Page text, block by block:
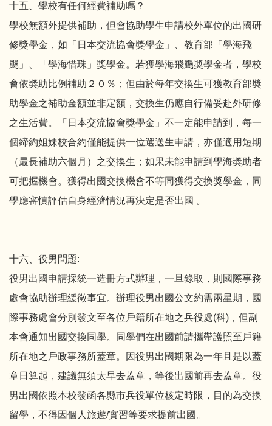
十五、學校有任何經費補助嗎？
學校無額外提供補助，但會協助學生申請校外單位的出國研
修獎學金，如「日本交流協會獎學金」、教育部「學海飛
颺」、「學海惜珠」獎學金。若獲學海飛颺奬學金者，學校
會依奬助比例補助２０％；但由於每年交換生可獲教育部奬
助學金之補助金額並非定額，交換生仍應自行備妥赴外研修
之生活費。「日本交流協會獎學金」不一定能申請到，每一
個締約姐妹校合約僅能提供一位選送生申請，亦僅適用短期
（最長補助六個月）之交換生；如果未能申請到學海奬助者
可把握機會。獲得出國交換機會不等同獲得交換獎學金，同
學應審慎評估自身經濟情況再決定是否出國 。
十六、役男問題:
役男出國申請採統一造冊方式辦理，一旦錄取，則國際事務
處會協助辦理緩徵事宜。辦理役男出國公文約需兩星期，國
際事務處會分別發文至各位戶籍所在地之兵役處(科)，但副
本會通知出國交換同學。同學們在出國前請攜帶護照至戶籍
所在地之戶政事務所蓋章。因役男出國期限為一年且是以蓋
章日算起，建議無須太早去蓋章，等後出國前再去蓋章。役
男出國依照本校發函各縣市兵役單位核定時限，目的為交換
留學，不得因個人旅遊/實習等要求提前出國。